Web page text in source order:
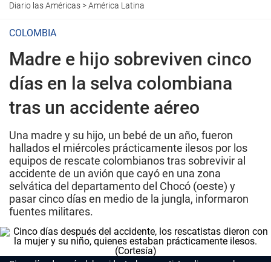
Diario las Américas>América Latina
COLOMBIA
Madre e hijo sobreviven cinco
días en la selva colombiana
tras un accidente aéreo
Una madre y su hijo, un bebé de un año, fueron
hallados el miércoles prácticamente ilesos por los
equipos de rescate colombianos tras sobrevivir al
accidente de un avión que cayó en una zona
selvática del departamento del Chocó (oeste) y
pasar cinco días en medio de la jungla, informaron
fuentes militares.